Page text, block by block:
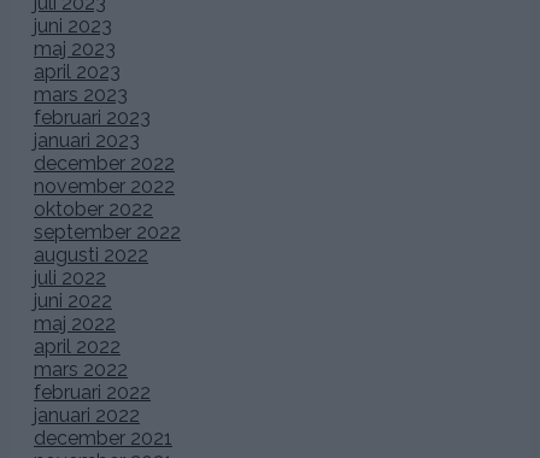
juni 2023
maj 2023
april 2023
mars 2023
februari 2023
januari 2023
december 2022
november 2022
oktober 2022
september 2022
augusti 2022
juli 2022
juni 2022
maj 2022
april 2022
mars 2022
februari 2022
januari 2022
december 2021